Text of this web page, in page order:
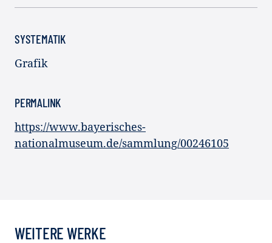
SYSTEMATIK
Grafik
PERMALINK
https://www.bayerisches-
nationalmuseum.de/sammlung/00246105
WEITERE WERKE